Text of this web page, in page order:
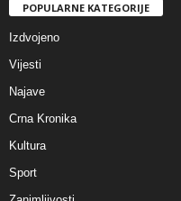
POPULARNE KATEGORIJE
Izdvojeno
Vijesti
Najave
Crna Kronika
Kultura
Sport